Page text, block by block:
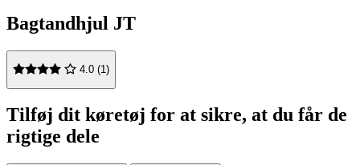
Bagtandhjul JT
4.0 (1)
Tilføj dit køretøj for at sikre, at du får de
rigtige dele